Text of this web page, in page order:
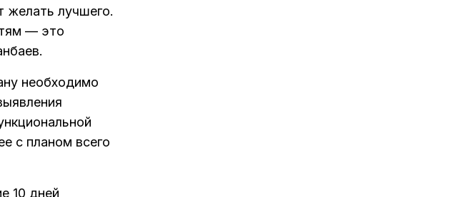
желать лучшего.
— это
необходимо
с планом всего
10 дней